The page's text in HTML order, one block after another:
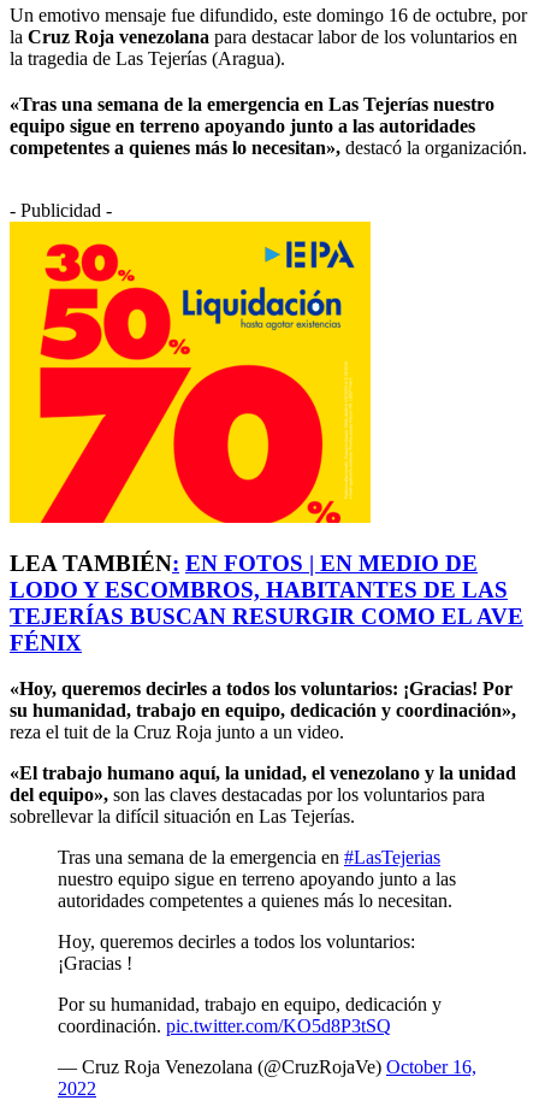
Un emotivo mensaje fue difundido, este domingo 16 de octubre, por
la Cruz Roja venezolana para destacar labor de los voluntarios en
la tragedia de Las Tejerías (Aragua).
«Tras una semana de la emergencia en Las Tejerías nuestro
equipo sigue en terreno apoyando junto a las autoridades
competentes a quienes más lo necesitan», destacó la organización.
- Publicidad -
LEA TAMBIÉN: EN FOTOS | EN MEDIO DE
LODO Y ESCOMBROS, HABITANTES DE LAS
TEJERÍAS BUSCAN RESURGIR COMO EL AVE
FÉNIX
«Hoy, queremos decirles a todos los voluntarios: ¡Gracias! Por
su humanidad, trabajo en equipo, dedicación y coordinación»,
reza el tuit de la Cruz Roja junto a un video.
«El trabajo humano aquí, la unidad, el venezolano y la unidad
del equipo», son las claves destacadas por los voluntarios para
sobrellevar la difícil situación en Las Tejerías.
Tras una semana de la emergencia en #LasTejerias
nuestro equipo sigue en terreno apoyando junto a las
autoridades competentes a quienes más lo necesitan.
Hoy, queremos decirles a todos los voluntarios:
¡Gracias !
Por su humanidad, trabajo en equipo, dedicación y
coordinación. pic.twitter.com/KO5d8P3tSQ
— Cruz Roja Venezolana (@CruzRojaVe) October 16,
2022